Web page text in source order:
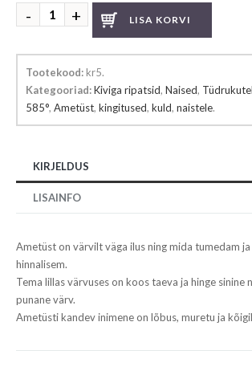
Ametüstiga
ripats
LISA KORVI
Tootekood: kr5.
Kategooriad:Kiviga ripatsid, Naised,
585°, Ametüst, kingitused, kuld, naistele.
KIRJELDUS
LISAINFO
Ametüst on värvilt väga ilus ning mida tumedam
hinnalisem.
Tema lillas värvuses on koos taeva ja hinge sinine
punane värv.
Ametüsti kandev inimene on lõbus, muretu ja